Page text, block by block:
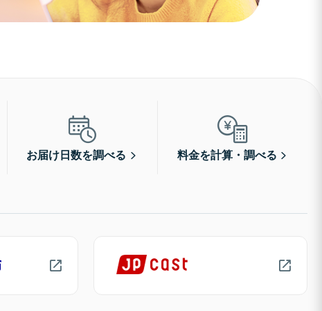
お届け日数を調べる 料金を計算・調べる